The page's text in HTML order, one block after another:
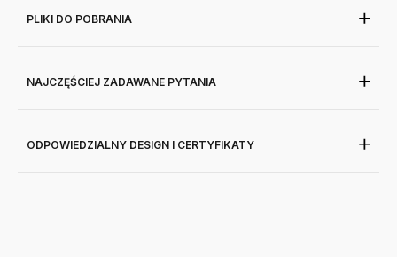
PLIKI DO POBRANIA
NAJCZĘŚCIEJ ZADAWANE PYTANIA
ODPOWIEDZIALNY DESIGN I CERTYFIKATY